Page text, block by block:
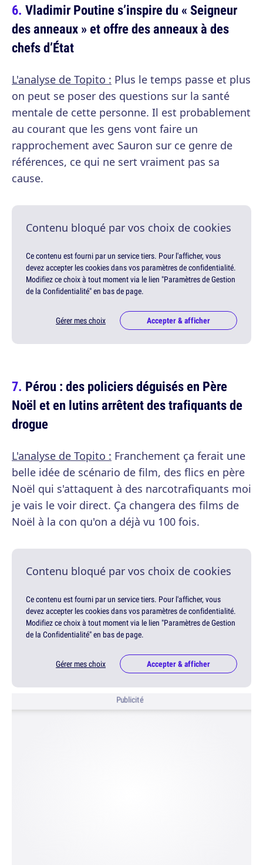
Vladimir Poutine s’inspire du « Seigneur
des anneaux » et offre des anneaux à des
chefs d’État
L'analyse de Topito : Plus le temps passe et plus
on peut se poser des questions sur la santé
mentale de cette personne. Il est probablement
au courant que les gens vont faire un
rapprochement avec Sauron sur ce genre de
références, ce qui ne sert vraiment pas sa
cause.
Contenu bloqué par vos choix de cookies
Ce contenu est fourni par un service tiers. Pour l'afficher, vous
devez accepter les cookies dans vos paramètres de confidentialité.
Modifiez ce choix à tout moment via le lien "Paramètres de Gestion
de la Confidentialité" en bas de page.
Gérer mes choix Accepter & afficher
Pérou : des policiers déguisés en Père
Noël et en lutins arrêtent des trafiquants de
drogue
L'analyse de Topito : Franchement ça ferait une
belle idée de scénario de film, des flics en père
Noël qui s'attaquent à des narcotrafiquants moi
je vais le voir direct. Ça changera des films de
Noël à la con qu'on a déjà vu 100 fois.
Contenu bloqué par vos choix de cookies
Ce contenu est fourni par un service tiers. Pour l'afficher, vous
devez accepter les cookies dans vos paramètres de confidentialité.
Modifiez ce choix à tout moment via le lien "Paramètres de Gestion
de la Confidentialité" en bas de page.
Gérer mes choix Accepter & afficher
Publicité